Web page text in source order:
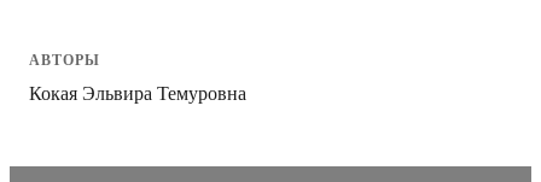
АВТОРЫ
Кокая Эльвира Темуровна